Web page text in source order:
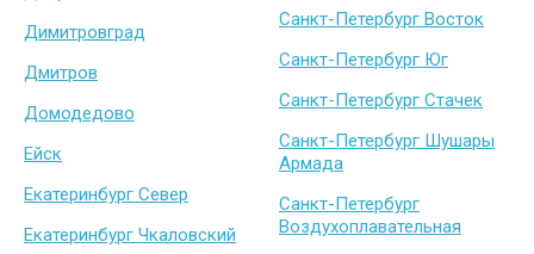
Димитровград
Дмитров
Домодедово
Ейск
Екатеринбург Север
Екатеринбург Чкаловский
Санкт-Петербург Восток
Санкт-Петербург Юг
Санкт-Петербург Стачек
Санкт-Петербург Шушары
Армада
Санкт-Петербург
Воздухоплавательная